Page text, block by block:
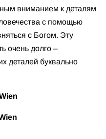
вниманием к деталям
с помощью
с Богом. Эту
очень долго –
деталей буквально